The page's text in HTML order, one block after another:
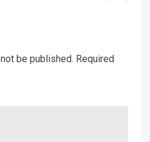
be published. Required